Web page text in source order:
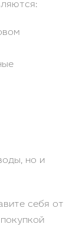
но и
себя от